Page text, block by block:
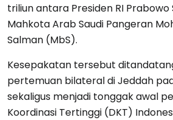
triliun antara Presiden RI
Mahkota Arab Saudi Pangeran
Salman (MbS).
Kesepakatan tersebut
pertemuan bilateral di Jeddah
sekaligus menjadi tonggak awal
Koordinasi Tertinggi (DKT)